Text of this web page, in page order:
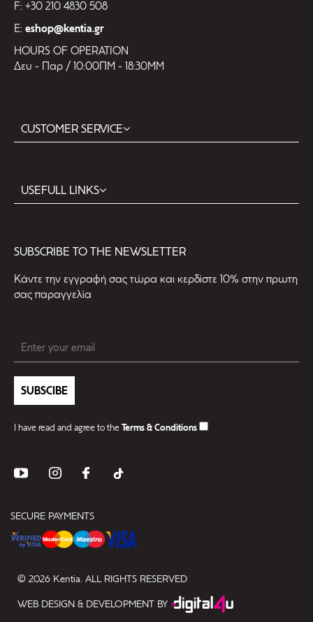
F: +30 210 4830 508
E: eshop@kentia.gr
HOURS OF OPERATION
Δευ - Παρ / 10:00ΠΜ - 18:30ΜΜ
CUSTOMER SERVICE
USEFULL LINKS
SUBSCRIBE TO THE NEWSLETTER
Kάντε την εγγραφή σας τώρα και κερδίστε 10% στην πρωτη
σας παραγγελία
SUBSCIBE
I have read and agree to theTerms & Conditions
SECURE PAYMENTS
© 2026 Kentia. ALL RIGHTS RESERVED
WEB DESIGN & DEVELOPMENT BY